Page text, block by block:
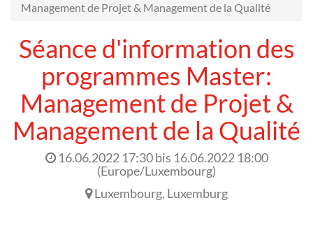
Management de Projet & Management de la Qualité
Séance d'information des
programmes Master:
Management de Projet &
Management de la Qualité
16.06.2022 17:30bis 16.06.2022 18:00
(Europe/Luxembourg)
Luxembourg, Luxemburg